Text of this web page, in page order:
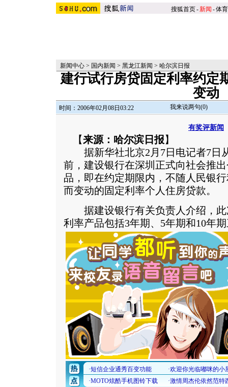
搜狐首页-新闻 -体育
新闻中心 > 国内新闻 > 黑龙江新闻 > 哈尔滨日报
建行试行房贷固定利率约定
变动
时间：2006年02月08日03:22 我来说两句(0)
有奖评新闻
【来源：哈尔滨日报 】
据新华社北京2月7日电记者7日
前，建设银行在深圳正式向社会推
品，即在约定期限内，不随人民银
而变动的固定利率个人住房贷款。
据建设银行有关负责人介绍，此
利率产品包括3年期、5年期和10年